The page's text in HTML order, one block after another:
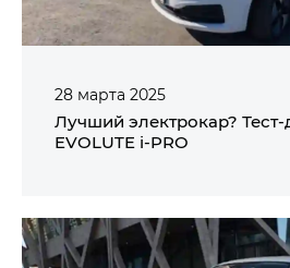
28 марта 2025
Лучший электрокар?
EVOLUTE i‑PRO